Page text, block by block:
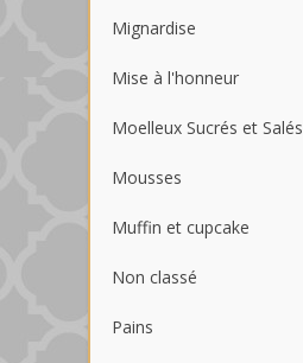
Mignardise
Mise à l'honneur
Moelleux Sucrés et Salés
Mousses
Muffin et cupcake
Non classé
Pains